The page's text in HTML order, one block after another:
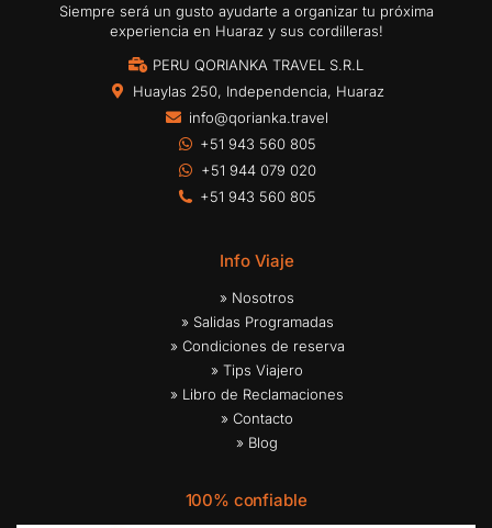
Siempre será un gusto ayudarte a organizar tu próxima
experiencia en Huaraz y sus cordilleras!
PERU QORIANKA TRAVEL S.R.L
Huaylas 250, Independencia, Huaraz
info@qorianka.travel
+51 943 560 805
+51 944 079 020
+51 943 560 805
Info Viaje
» Nosotros
» Salidas Programadas
» Condiciones de reserva
» Tips Viajero
» Libro de Reclamaciones
» Contacto
» Blog
100% confiable